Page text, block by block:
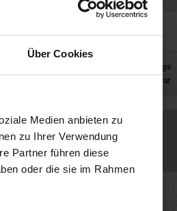
Über Cookies
Medien anbieten zu
zu Ihrer Verwendung
Partner führen diese
oder die sie im Rahmen
Lieferzeit auf Anfrage
Derzeit nicht lieferbar
F kN
Verfügbarkeit
Preis